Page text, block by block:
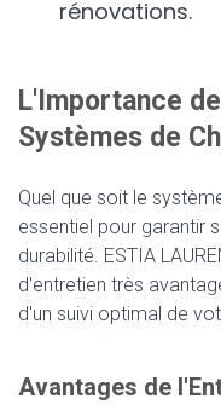
rénovations.
L'Importance
Systèmes de
Quel que soit le
essentiel pour garantir
durabilité. ESTIA
d'entretien très
d'un suivi optimal de
Avantages de